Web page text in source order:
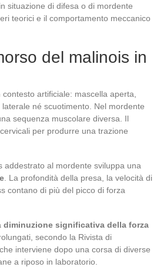
situazione di difesa o di mordente
teorici e il comportamento meccanico
del malinois in
artificiale: mascella aperta,
né scuotimento. Nel mordente
sequenza muscolare diversa. Il
per produrre una trazione
addestrato al mordente sviluppa una
. La profondità della presa, la velocità di
contano di più del picco di forza
diminuzione significativa della forza
secondo la Rivista di
interviene dopo una corsa di diverse
a riposo in laboratorio.